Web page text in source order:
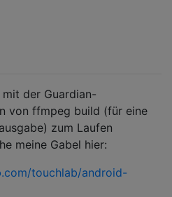
der Guardian-
von ffmpeg build (für eine
zum Laufen
meine Gabel hier:
touchlab/android-